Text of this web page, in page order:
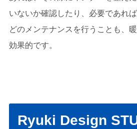
いないか確認したり、必要であれ
どのメンテナンスを行うことも、
効果的です。
Ryuki Design